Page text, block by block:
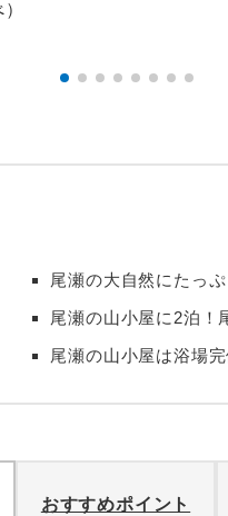
尾瀬の大自然にたっ
尾瀬の山小屋に2泊！
尾瀬の山小屋は浴場
おすすめポイント